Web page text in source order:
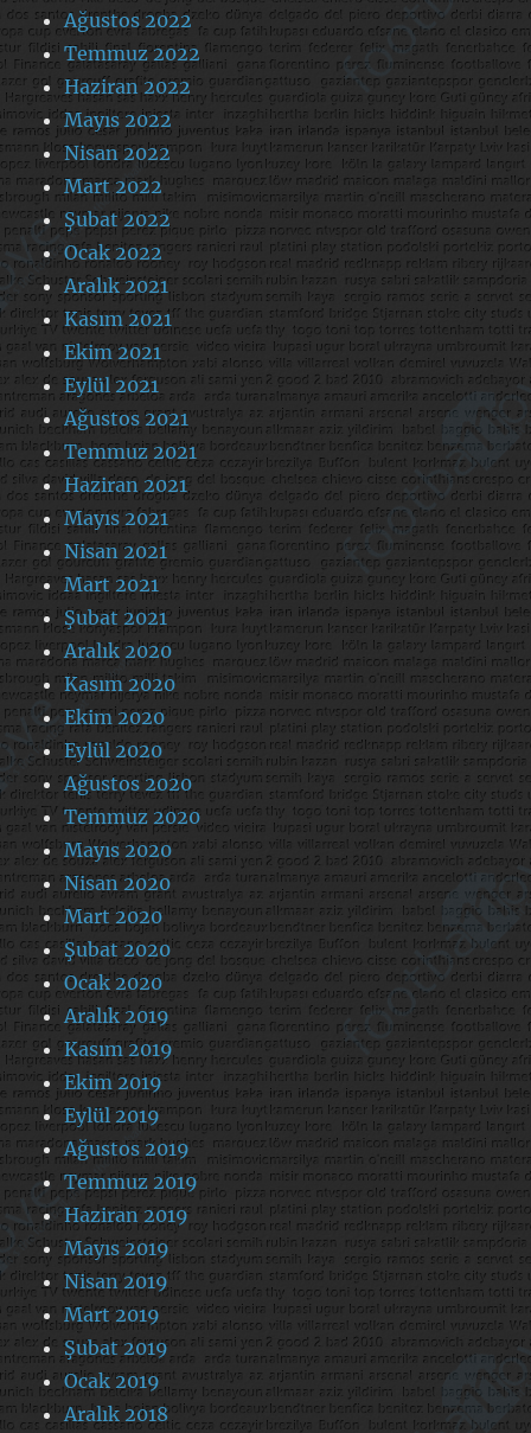
Ağustos 2022
Temmuz 2022
Haziran 2022
Mayıs 2022
Nisan 2022
Mart 2022
Şubat 2022
Ocak 2022
Aralık 2021
Kasım 2021
Ekim 2021
Eylül 2021
Ağustos 2021
Temmuz 2021
Haziran 2021
Mayıs 2021
Nisan 2021
Mart 2021
Şubat 2021
Aralık 2020
Kasım 2020
Ekim 2020
Eylül 2020
Ağustos 2020
Temmuz 2020
Mayıs 2020
Nisan 2020
Mart 2020
Şubat 2020
Ocak 2020
Aralık 2019
Kasım 2019
Ekim 2019
Eylül 2019
Ağustos 2019
Temmuz 2019
Haziran 2019
Mayıs 2019
Nisan 2019
Mart 2019
Şubat 2019
Ocak 2019
Aralık 2018